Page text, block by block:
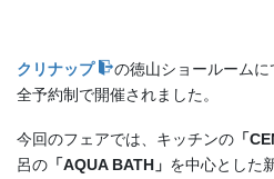
クリナップ
の徳山ショールーム
全予約制で開催されました。
今回のフェアでは、キッチンの 「
呂の 「AQUA BATH」 を中心とした